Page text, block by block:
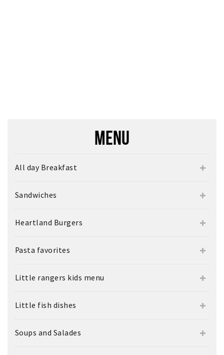
MENU
All day Breakfast
Sandwiches
Heartland Burgers
Pasta favorites
Little rangers kids menu
Little fish dishes
Soups and Salades